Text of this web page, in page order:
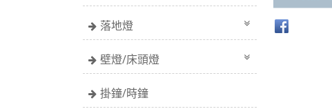
落地燈
壁燈/床頭燈
掛鐘/時鐘